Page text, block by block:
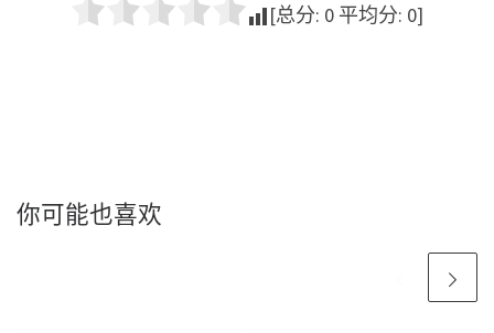
[总分: 0 平均分: 0]
你可能也喜欢